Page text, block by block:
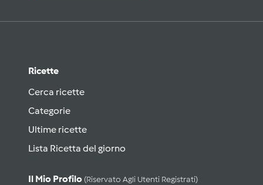
Ricette
Cerca ricette
Categorie
Ultime ricette
Lista Ricetta del giorno
Il Mio Profilo (riservato Agli Utenti Registrati)